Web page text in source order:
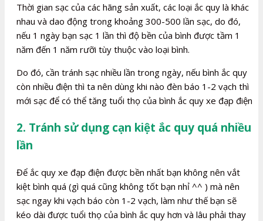
Thời gian sạc của các hãng sản xuất, các loại ắc quy là khác
nhau và dao động trong khoảng 300-500 lần sạc, do đó,
nếu 1 ngày bạn sạc 1 lần thì độ bền của bình được tầm 1
năm đến 1 năm rưỡi tùy thuộc vào loại bình.
Do đó, cần tránh sạc nhiều lần trong ngày, nếu bình ắc quy
còn nhiều điện thì ta nên dùng khi nào đèn báo 1-2 vạch thì
mới sạc để có thể tăng tuổi thọ của bình ắc quy xe đạp điện
2. Tránh sử dụng cạn kiệt ắc quy quá nhiều
lần
Để ắc quy xe đạp điện được bền nhất bạn không nên vắt
kiệt bình quá (gì quá cũng không tốt bạn nhỉ ^^ ) mà nên
sạc ngay khi vạch báo còn 1-2 vạch, làm như thế bạn sẽ
kéo dài được tuổi thọ của bình ắc quy hơn và lâu phải thay